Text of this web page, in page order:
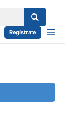
Regístrate